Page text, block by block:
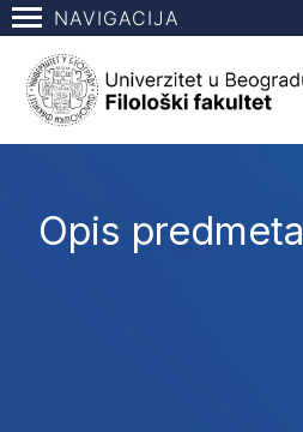
NAVIGACIJA
Opis predmeta